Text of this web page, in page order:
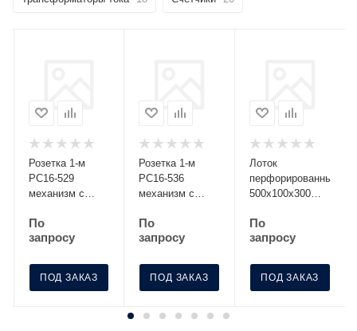
Розетка 1-м
РС16-529
механизм с
шторками
серебро Без
п.1ст.118 НК
По
запросу
ПОД ЗАКАЗ
Розетка 1-м
РС16-536
механизм с
крышкой с защ.
шторк. графит
п.п.1,16
п.1ст.118 НК
По
запросу
ПОД ЗАКАЗ
Лоток
перфорированный
500х100х300
100-3
По
запросу
ПОД ЗАКАЗ